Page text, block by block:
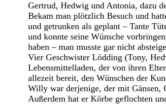
Gertrud, Hedwig und Antonia, dazu
Bekam man plötzlich Besuch und
und getrunken als geplant – Tante
und konnte seine Wünsche
haben – man musste gar nicht
Vier Geschwister Lödding (Tony,
Lebensmittelladen, der von ihren
allezeit bereit, den Wünschen der
Willy war derjenige, der mit Gänsen,
Außerdem hat er Körbe geflochten